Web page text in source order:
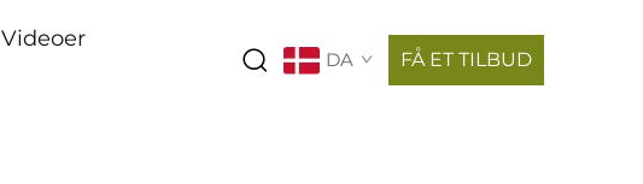
Videoer
DA FÅ ET TILBUD